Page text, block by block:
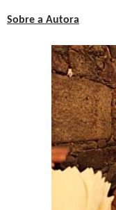
Sobre a Autora